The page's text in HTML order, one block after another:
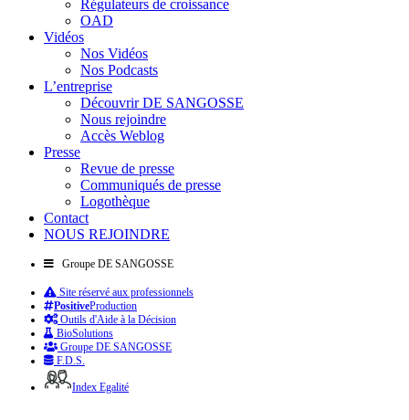
Régulateurs de croissance
OAD
Vidéos
Nos Vidéos
Nos Podcasts
L’entreprise
Découvrir DE SANGOSSE
Nous rejoindre
Accès Weblog
Presse
Revue de presse
Communiqués de presse
Logothèque
Contact
NOUS REJOINDRE
Groupe DE SANGOSSE
Site réservé aux professionnels
PositiveProduction
Outils d'Aide à la Décision
BioSolutions
Groupe DE SANGOSSE
F.D.S.
Index Egalité